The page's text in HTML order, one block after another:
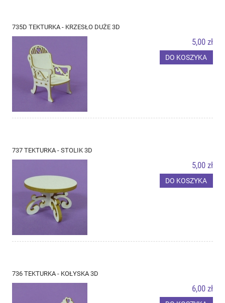
735D TEKTURKA - KRZESŁO DUŻE 3D
5,00 zł
DO KOSZYKA
737 TEKTURKA - STOLIK 3D
5,00 zł
DO KOSZYKA
736 TEKTURKA - KOŁYSKA 3D
6,00 zł